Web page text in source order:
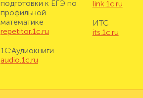
подготовки к ЕГЭ по
профильной
математике
repetitor.1c.ru
1С:Аудиокниги
audio.1c.ru
link.1c.ru
ИТС
its.1c.ru